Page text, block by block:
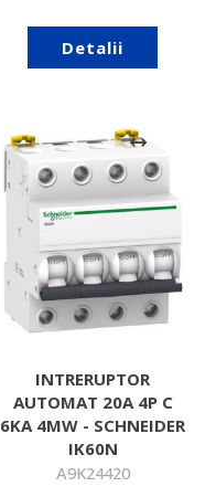
Detalii
INTRERUPTOR
AUTOMAT 20A 4P C
6KA 4MW - SCHNEIDER
IK60N
A9K24420